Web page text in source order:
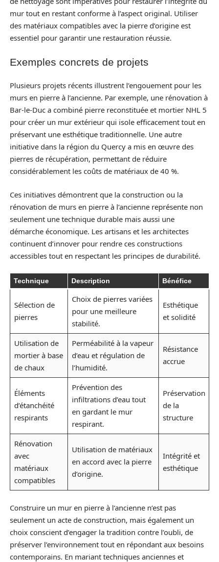
mur tout en restant conforme à l’aspect original. Utiliser
des matériaux compatibles avec la pierre d’origine est
essentiel pour garantir une restauration réussie.
Exemples concrets de projets
Plusieurs projets récents illustrent l’engouement pour les
murs en pierre à l’ancienne. Par exemple, une rénovation à
Bar-le-Duc a combiné pierre reconstituée et mortier NHL 5
pour créer un mur extérieur qui isole efficacement tout en
préservant une esthétique traditionnelle. Une autre
initiative dans la région du Quercy a mis en œuvre des
pierres de récupération, permettant de réduire
considérablement les coûts de matériaux de 40 %.
Ces initiatives démontrent que la construction ou la
rénovation de murs en pierre à l’ancienne représente non
seulement une technique durable mais aussi une
démarche économique. Les artisans et les architectes
continuent d’innover pour rendre ces constructions
accessibles tout en respectant les principes de durabilité.
Technique Description Bénéfice
Sélection de
pierres
Choix de pierres variées
pour une meilleure
stabilité.
Esthétique
et solidité
Utilisation de
mortier à base
de chaux
Perméabilité à la vapeur
d’eau et régulation de
l’humidité.
Résistance
accrue
Éléments
d’étanchéité
respirants
Prévention des
infiltrations d’eau tout
en gardant le mur
respirant.
Préservation
de la
structure
Rénovation
avec
matériaux
compatibles
Utilisation de matériaux
en accord avec la pierre
d’origine.
Intégrité et
esthétique
Construire un mur en pierre à l’ancienne n’est pas
seulement un acte de construction, mais également un
choix conscient d’engager la tradition contre l’oubli, de
préserver l’environnement tout en répondant aux besoins
contemporains. En mariant techniques anciennes et